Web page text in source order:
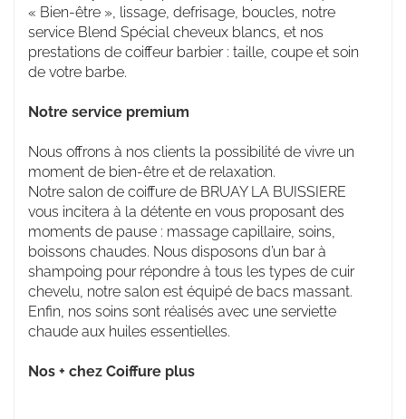
« Bien-être », lissage, defrisage, boucles, notre
service Blend Spécial cheveux blancs, et nos
prestations de coiffeur barbier : taille, coupe et soin
de votre barbe.
Notre service premium
Nous offrons à nos clients la possibilité de vivre un
moment de bien-être et de relaxation.
Notre salon de coiffure de BRUAY LA BUISSIERE
vous incitera à la détente en vous proposant des
moments de pause : massage capillaire, soins,
boissons chaudes. Nous disposons d’un bar à
shampoing pour répondre à tous les types de cuir
chevelu, notre salon est équipé de bacs massant.
Enfin, nos soins sont réalisés avec une serviette
chaude aux huiles essentielles.
Nos + chez Coiffure plus